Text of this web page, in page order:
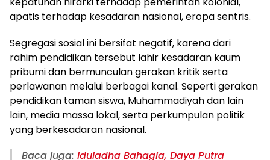
apatis terhadap kesadaran nasional, eropa sentris.
Segregasi sosial ini bersifat negatif, karena dari
rahim pendidikan tersebut lahir kesadaran kaum
pribumi dan bermunculan gerakan kritik serta
perlawanan melalui berbagai kanal. Seperti gerakan
pendidikan taman siswa, Muhammadiyah dan lain
lain, media massa lokal, serta perkumpulan politik
yang berkesadaran nasional.
Baca juga: Iduladha Bahagia, Daya Putra